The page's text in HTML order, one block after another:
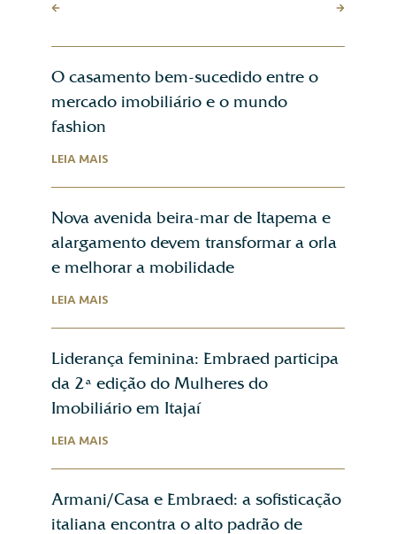
O casamento bem-sucedido entre o
mercado imobiliário e o mundo
fashion
LEIA MAIS
Nova avenida beira-mar de Itapema e
alargamento devem transformar a orla
e melhorar a mobilidade
LEIA MAIS
Liderança feminina: Embraed participa
da 2ª edição do Mulheres do
Imobiliário em Itajaí
LEIA MAIS
Armani/Casa e Embraed: a sofisticação
italiana encontra o alto padrão de